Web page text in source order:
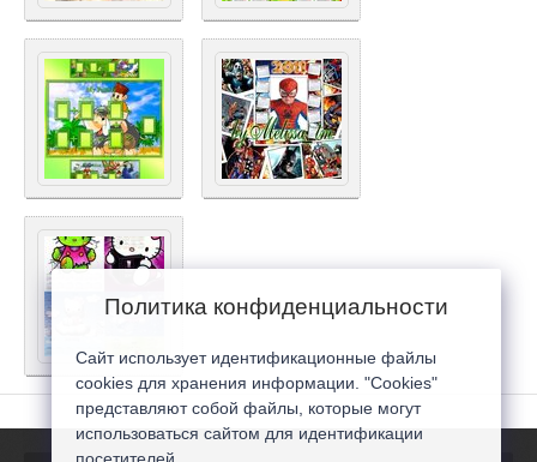
Политика конфиденциальности
Сайт использует идентификационные файлы
cookies для хранения информации. "Cookies"
представляют собой файлы, которые могут
использоваться сайтом для идентификации